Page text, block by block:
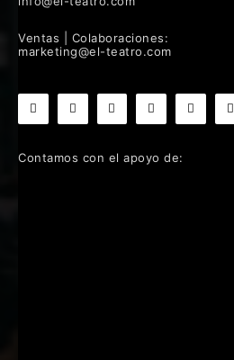
Ventas | Colaboraciones:
marketing@el-teatro.com
Contamos con el apoyo de: